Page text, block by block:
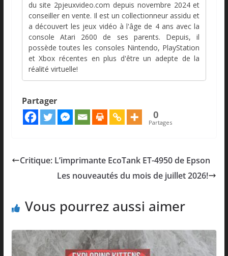
du site 2pjeuxvideo.com depuis novembre 2024 et
conseiller en vente. Il est un collectionneur assidu et
a découvert les jeux vidéo à l'âge de 4 ans avec la
console Atari 2600 de ses parents. Depuis, il
possède toutes les consoles Nintendo, PlayStation
et Xbox récentes en plus d'être un adepte de la
réalité virtuelle!
Partager
0
Partages
Critique: L’imprimante EcoTank ET-4950 de Epson
Les nouveautés du mois de juillet 2026!
Vous pourrez aussi aimer